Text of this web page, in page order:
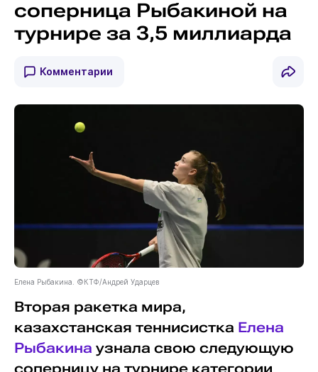
соперница Рыбакиной на
турнире за 3,5 миллиарда
Комментарии
Елена Рыбакина. ©КТФ/Андрей Ударцев
Вторая ракетка мира,
казахстанская теннисистка Елена
Рыбакина узнала свою следующую